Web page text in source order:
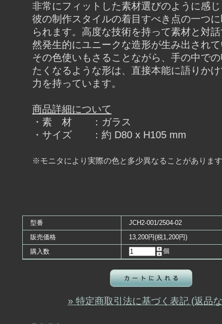
非常にフィットした素材選びのように感
彼の制作スタイルの着目すべき点の一つ
られます。高度な技術を持って素材と対
然発生的にユニークな造形が生み出され
その色使いもさることながら、手の中で
たくなるような形は、直接本能に語りか
力を持っています。
商品詳細について
・素 材 ：ガラス
・サイズ ：約 D80 x H105 mm
※モニタにより実際の色と多少異なることがありま
型番
JCH2-001/2504-02
販売価格
13,200円(税1,200円)
購入数
個
» 特定商取引法に基づく表記 (返品